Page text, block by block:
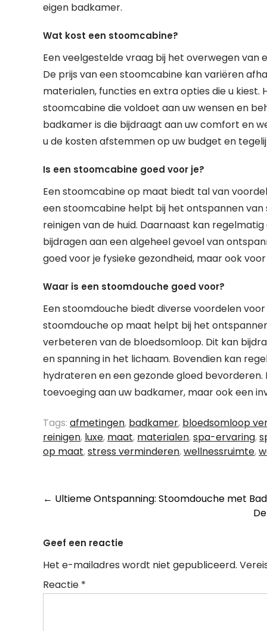
eigen badkamer.
Wat kost een stoomcabine?
Een veelgestelde vraag bij het overwegen
De prijs van een stoomcabine kan variëren
materialen, functies en extra opties die u
stoomcabine die voldoet aan uw wensen en
badkamer is die bijdraagt aan uw comfort en
u de kosten afstemmen op uw budget en
Is een stoomcabine goed voor je?
Een stoomcabine op maat biedt tal van
een stoomcabine helpt bij het ontspannen
reinigen van de huid. Daarnaast kan
bijdragen aan een algeheel gevoel van
goed voor je fysieke gezondheid, maar ook
Waar is een stoomdouche goed voor?
Een stoomdouche biedt diverse voordelen
stoomdouche op maat helpt bij het
verbeteren van de bloedsomloop. Dit kan
en spanning in het lichaam. Bovendien kan
hydrateren en een gezonde gloed
toevoeging aan uw badkamer, maar ook een
Tags: afmetingen, badkamer, bloedsomloop
reinigen, luxe, maat, materialen,spa-ervaring,
op maat,stress verminderen,wellnessruimte,
Berichtnavigatie
← Ultieme Ontspanning: Stoomdouche met
Geef een reactie
Het e-mailadres wordt niet gepubliceerd.
Reactie *